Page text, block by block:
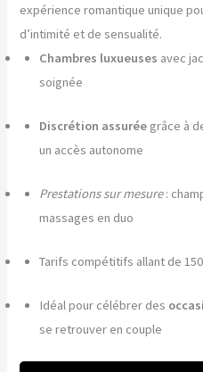
expérience romantique unique
d’intimité et de sensualité.
Chambres luxueuses avec
soignée
Discrétion assurée grâce à
un accès autonome
Prestations sur mesure:
massages en duo
Tarifs compétitifs allant de
Idéal pour célébrer des
se retrouver en couple